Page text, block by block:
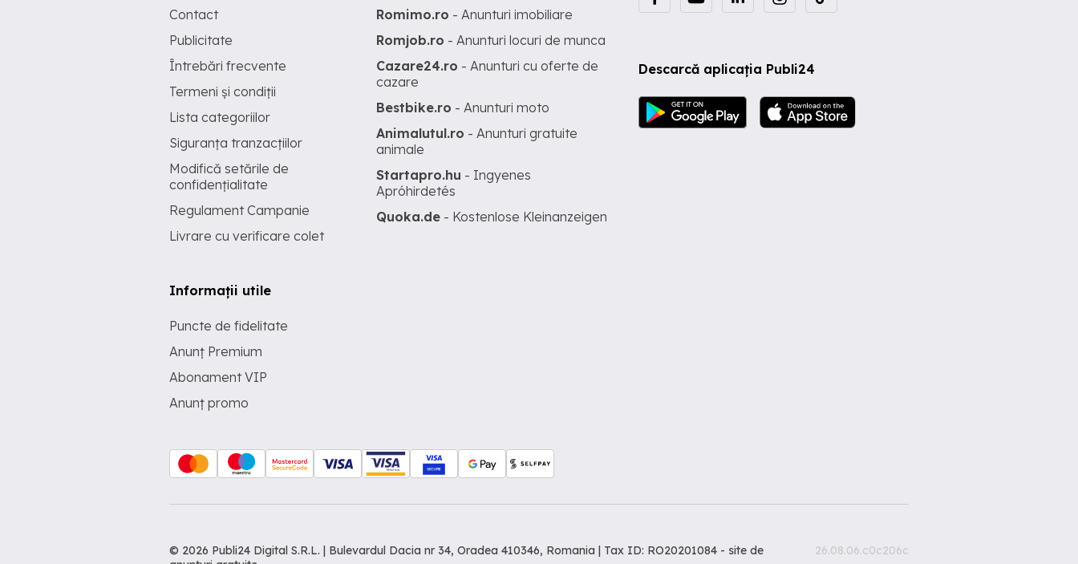
Descarcă aplicația Publi24
Contact
Publicitate
Întrebări frecvente
Termeni și condiții
Lista categoriilor
Siguranța tranzacțiilor
Modifică setările de
confidențialitate
Regulament Campanie
Livrare cu verificare colet
Informații utile
Puncte de fidelitate
Anunț Premium
Abonament VIP
Anunț promo
Romimo.ro - Anunturi imobiliare
Romjob.ro - Anunturi locuri de munca
Cazare24.ro - Anunturi cu oferte de
cazare
Bestbike.ro - Anunturi moto
Animalutul.ro - Anunturi gratuite
animale
Startapro.hu - Ingyenes
Apróhirdetés
Quoka.de - Kostenlose Kleinanzeigen
© 2026 Publi24 Digital S.R.L. | Bulevardul Dacia nr 34, Oradea 410346, Romania | Tax ID: RO20201084 - site de
26.08.06.c0c206c